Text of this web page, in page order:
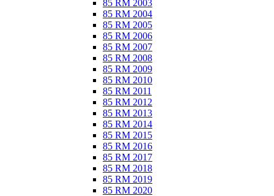
85 RM 2003
85 RM 2004
85 RM 2005
85 RM 2006
85 RM 2007
85 RM 2008
85 RM 2009
85 RM 2010
85 RM 2011
85 RM 2012
85 RM 2013
85 RM 2014
85 RM 2015
85 RM 2016
85 RM 2017
85 RM 2018
85 RM 2019
85 RM 2020